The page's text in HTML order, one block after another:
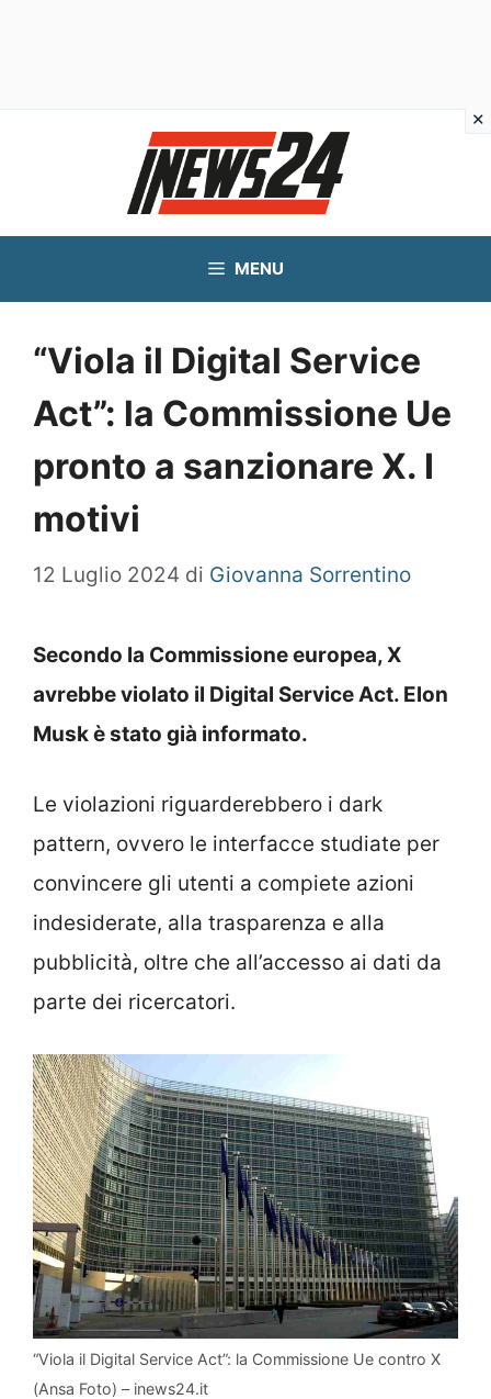
MENU
“Viola il Digital Service
Act”: la Commissione Ue
pronto a sanzionare X. I
motivi
12 Luglio 2024 di Giovanna Sorrentino
Secondo la Commissione europea, X
avrebbe violato il Digital Service Act. Elon
Musk è stato già informato.
Le violazioni riguarderebbero i dark
pattern, ovvero le interfacce studiate per
convincere gli utenti a compiete azioni
indesiderate, alla trasparenza e alla
pubblicità, oltre che all’accesso ai dati da
parte dei ricercatori.
“Viola il Digital Service Act”: la Commissione Ue contro X
(Ansa Foto) – inews24.it